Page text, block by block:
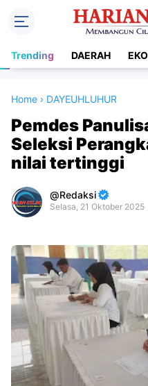
Trending DAERAH
Home › DAYEUHLUHUR
Pemdes
Seleksi
nilai tertinggi
Redaksi
Selasa, 21 Oktober 2025
By
Raushan
Design
With
Shroff
Templates